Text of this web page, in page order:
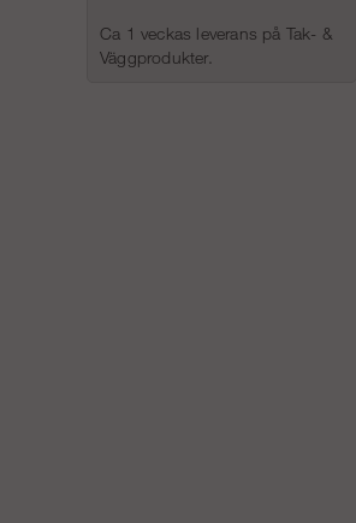
Ca 1 veckas leverans på Tak- &
Väggprodukter.